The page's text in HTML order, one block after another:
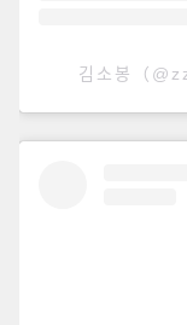
김소봉